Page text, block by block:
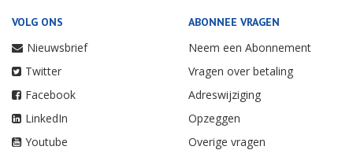
VOLG ONS
Nieuwsbrief
Twitter
Facebook
LinkedIn
Youtube
ABONNEE VRAGEN
Neem een Abonnement
Vragen over betaling
Adreswijziging
Opzeggen
Overige vragen